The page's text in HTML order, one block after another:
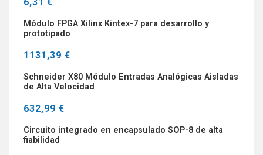
6,31 €
Módulo FPGA Xilinx Kintex-7 para desarrollo y
prototipado
1131,39 €
Schneider X80 Módulo Entradas Analógicas Aisladas
de Alta Velocidad
632,99 €
Circuito integrado en encapsulado SOP-8 de alta
fiabilidad